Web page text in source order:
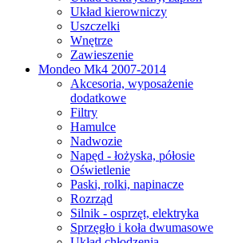
Układ kierowniczy
Uszczelki
Wnętrze
Zawieszenie
Mondeo Mk4 2007-2014
Akcesoria, wyposażenie
dodatkowe
Filtry
Hamulce
Nadwozie
Napęd - łożyska, półosie
Oświetlenie
Paski, rolki, napinacze
Rozrząd
Silnik - osprzęt, elektryka
Sprzęgło i koła dwumasowe